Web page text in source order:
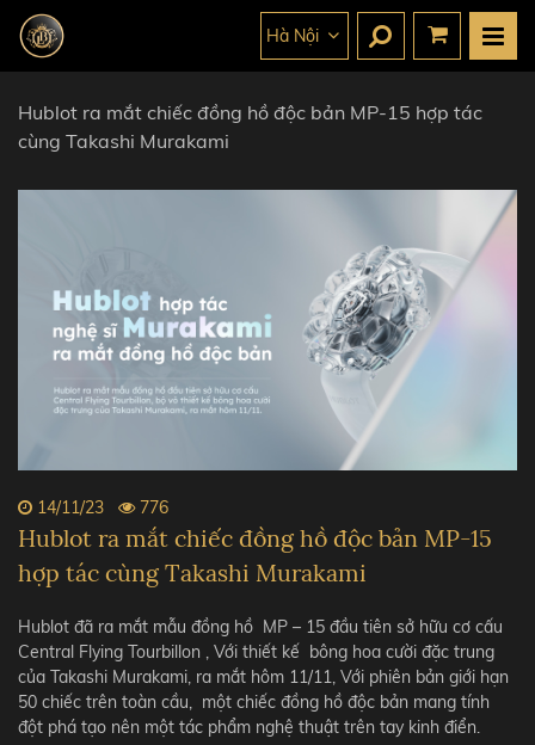
Hà Nội
Hublot ra mắt chiếc đồng hồ độc bản MP-15 hợp tác
cùng Takashi Murakami
14/11/23 776
Hublot ra mắt chiếc đồng hồ độc bản MP-15
hợp tác cùng Takashi Murakami
Hublot đã ra mắt mẫu đồng hồ MP – 15 đầu tiên sở hữu cơ cấu
Central Flying Tourbillon , Với thiết kế bông hoa cười đặc trung
của Takashi Murakami, ra mắt hôm 11/11, Với phiên bản giới hạn
50 chiếc trên toàn cầu, một chiếc đồng hồ độc bản mang tính
đột phá tạo nên một tác phẩm nghệ thuật trên tay kinh điển.